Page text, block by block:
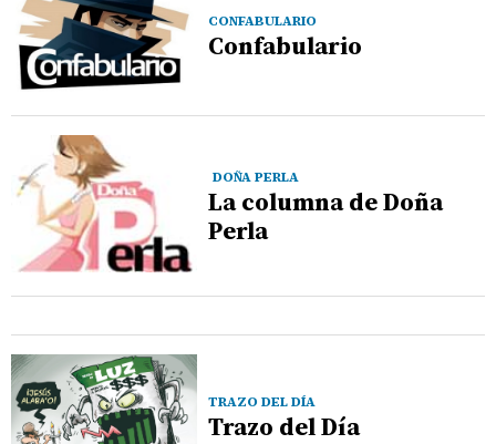
CONFABULARIO
Confabulario
DOÑA PERLA
La columna de Doña
Perla
TRAZO DEL DÍA
Trazo del Día